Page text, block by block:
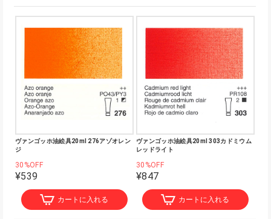
ヴァンゴッホ油絵具20ml 276アゾオレン
ジ
30%OFF
¥539
カートに入れる
ヴァンゴッホ油絵具20ml 303カドミウム
レッドライト
30%OFF
¥847
カートに入れる